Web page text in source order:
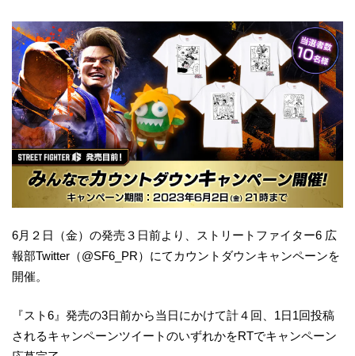
6月２日（金）の発売３日前より、ストリートファイター6 広
報部Twitter（@SF6_PR）にてカウントダウンキャンペーンを
開催。
『スト6』発売の3日前から当日にかけて計４回、1日1回投稿
されるキャンペーンツイートのいずれかをRTでキャンペーン